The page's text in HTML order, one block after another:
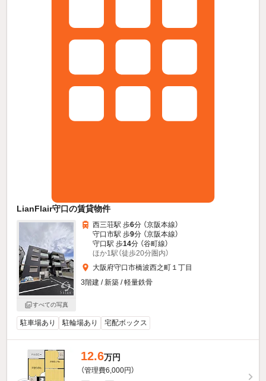
LianFlair守口の賃貸物件
すべての写真
西三荘駅 歩6分 （京阪本線）
守口市駅 歩9分 （京阪本線）
守口駅 歩14分 （谷町線）
ほか1駅（徒歩20分圏内）
大阪府守口市橋波西之町１丁目
3階建 / 新築 / 軽量鉄骨
駐車場あり 駐輪場あり 宅配ボックス
12.6万円
（管理費6,000円）